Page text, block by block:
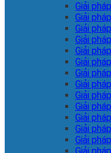
Giải
Giải
Giải
Giải
Giải
Giải
Giải
Giải
Giải
Giải
Giải
Giải
Giải